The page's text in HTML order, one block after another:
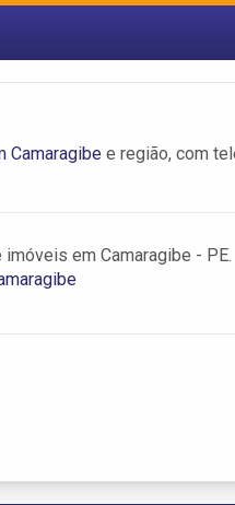
Camaragibe e região, com
em Camaragibe - PE.